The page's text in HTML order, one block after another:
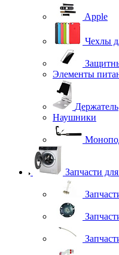
Apple
Чехлы
Элементы
Держатель
Наушники
Запчасти